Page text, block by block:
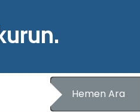
Hemen Ara